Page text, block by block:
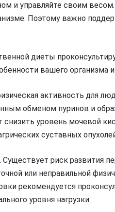
и управляйте своим
Поэтому важно
диеты
вашего организма
активность для
обменом пуринов и
уровень мочевой
суставных
Существует риск развития
или неправильной
рекомендуется
уровня нагрузки.